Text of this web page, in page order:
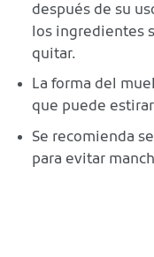
después de su
los ingredientes
quitar.
La forma del
que puede
Se recomienda
para evitar